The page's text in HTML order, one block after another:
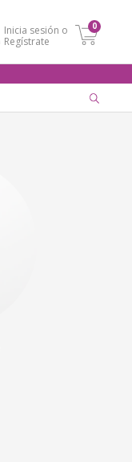
Inicia sesión o
Regístrate
0